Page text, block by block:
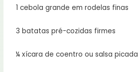
1 cebola grande em rodelas finas
3 batatas pré-cozidas firmes
¼ xícara de coentro ou salsa picada